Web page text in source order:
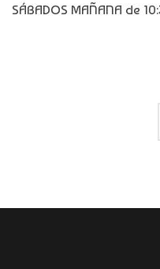
SÁBADOS MAÑANA de